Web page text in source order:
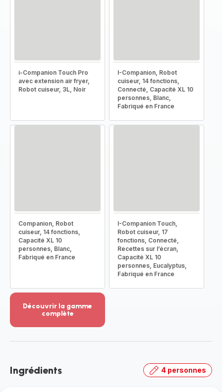
i-Companion Touch Pro
avec extension air fryer,
Robot cuiseur, 3L, Noir
I-Companion, Robot
cuiseur, 14 fonctions,
Connecté, Capacité XL 10
personnes, Blanc,
Fabriqué en France
Companion, Robot
cuiseur, 14 fonctions,
Capacité XL 10
personnes, Blanc,
Fabriqué en France
I-Companion Touch,
Robot cuiseur, 17
fonctions, Connecté,
Recettes sur l’écran,
Capacité XL 10
personnes, Eucalyptus,
Fabriqué en France
Découvrir la gamme
complète
-
gamme
Ingrédients 4 personnes